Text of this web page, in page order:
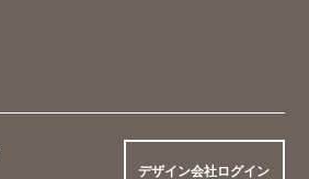
デザイン会社ログイン